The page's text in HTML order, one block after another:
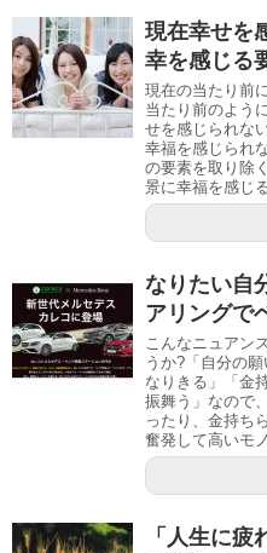
現在幸せを
幸を感じる
現在の当たり前
当たり前のよう
せを感じられな
幸福を感じられ
の要素を取り除
景に幸福を感じ
なりたい自
アリングで
こんなニュアン
うか?「自分の
なりきる」「金
振舞う」なので
ったり、金持ち
奮発して高いモ
「人生に